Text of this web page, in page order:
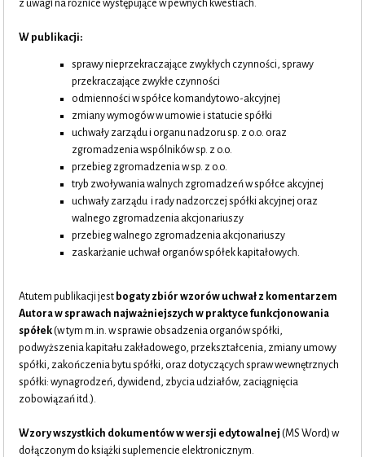
z uwagi na różnice występujące w pewnych kwestiach.
W publikacji:
sprawy nieprzekraczające zwykłych czynności, sprawy
przekraczające zwykłe czynności
odmienności w spółce komandytowo-akcyjnej
zmiany wymogów w umowie i statucie spółki
uchwały zarządu i organu nadzoru sp. z o.o. oraz
zgromadzenia wspólników sp. z o.o.
przebieg zgromadzenia w sp. z o.o.
tryb zwoływania walnych zgromadzeń w spółce akcyjnej
uchwały zarządu i rady nadzorczej spółki akcyjnej oraz
walnego zgromadzenia akcjonariuszy
przebieg walnego zgromadzenia akcjonariuszy
zaskarżanie uchwał organów spółek kapitałowych.
Atutem publikacji jest bogaty zbiór wzorów uchwał z komentarzem
Autora w sprawach najważniejszych w praktyce funkcjonowania
spółek (w tym m.in. w sprawie obsadzenia organów spółki,
podwyższenia kapitału zakładowego, przekształcenia, zmiany umowy
spółki, zakończenia bytu spółki, oraz dotyczących spraw wewnętrznych
spółki: wynagrodzeń, dywidend, zbycia udziałów, zaciągnięcia
zobowiązań itd.).
Wzory wszystkich dokumentów w wersji edytowalnej (MS Word) w
dołączonym do książki suplemencie elektronicznym.